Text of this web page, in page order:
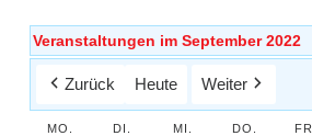
Veranstaltungen im September 2022
Zurück Heute Weiter
MO. DI. MI. DO. FR.